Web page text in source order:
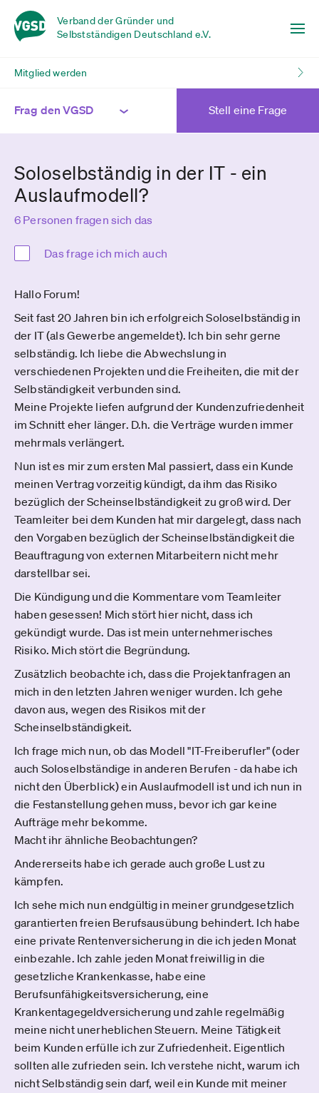
Verband der Gründer und
Selbstständigen Deutschland e.V.
Mitglied werden
Frag den VGSD Stell eine Frage
Soloselbständig in der IT - ein
Auslaufmodell?
6 Personen fragen sich das
Das frage ich mich auch
Hallo Forum!
Seit fast 20 Jahren bin ich erfolgreich Soloselbständig in
der IT (als Gewerbe angemeldet). Ich bin sehr gerne
selbständig. Ich liebe die Abwechslung in
verschiedenen Projekten und die Freiheiten, die mit der
Selbständigkeit verbunden sind.
Meine Projekte liefen aufgrund der Kundenzufriedenheit
im Schnitt eher länger. D.h. die Verträge wurden immer
mehrmals verlängert.
Nun ist es mir zum ersten Mal passiert, dass ein Kunde
meinen Vertrag vorzeitig kündigt, da ihm das Risiko
bezüglich der Scheinselbständigkeit zu groß wird. Der
Teamleiter bei dem Kunden hat mir dargelegt, dass nach
den Vorgaben bezüglich der Scheinselbständigkeit die
Beauftragung von externen Mitarbeitern nicht mehr
darstellbar sei.
Die Kündigung und die Kommentare vom Teamleiter
haben gesessen! Mich stört hier nicht, dass ich
gekündigt wurde. Das ist mein unternehmerisches
Risiko. Mich stört die Begründung.
Zusätzlich beobachte ich, dass die Projektanfragen an
mich in den letzten Jahren weniger wurden. Ich gehe
davon aus, wegen des Risikos mit der
Scheinselbständigkeit.
Ich frage mich nun, ob das Modell "IT-Freiberufler" (oder
auch Soloselbständige in anderen Berufen - da habe ich
nicht den Überblick) ein Auslaufmodell ist und ich nun in
die Festanstellung gehen muss, bevor ich gar keine
Aufträge mehr bekomme.
Macht ihr ähnliche Beobachtungen?
Andererseits habe ich gerade auch große Lust zu
kämpfen.
Ich sehe mich nun endgültig in meiner grundgesetzlich
garantierten freien Berufsausübung behindert. Ich habe
eine private Rentenversicherung in die ich jeden Monat
einbezahle. Ich zahle jeden Monat freiwillig in die
gesetzliche Krankenkasse, habe eine
Berufsunfähigkeitsversicherung, eine
Krankentagegeldversicherung und zahle regelmäßig
meine nicht unerheblichen Steuern. Meine Tätigkeit
beim Kunden erfülle ich zur Zufriedenheit. Eigentlich
sollten alle zufrieden sein. Ich verstehe nicht, warum ich
nicht Selbständig sein darf, weil ein Kunde mit meiner